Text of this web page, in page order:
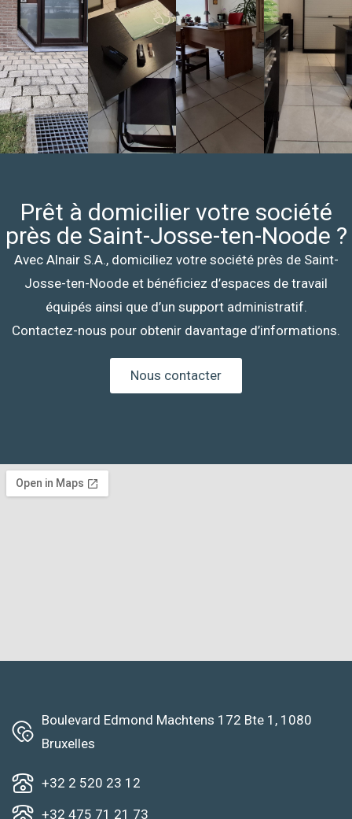
Prêt à domicilier votre société
près de Saint-Josse-ten-Noode ?
Avec Alnair S.A., domiciliez votre société près de Saint-
Josse-ten-Noode et bénéficiez d’espaces de travail
équipés ainsi que d’un support administratif.
Contactez-nous pour obtenir davantage d’informations.
Nous contacter
Boulevard Edmond Machtens 172 Bte 1, 1080
Bruxelles
+32 2 520 23 12
+32 475 71 21 73